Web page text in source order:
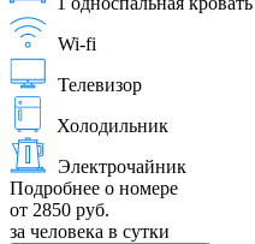
Wi-fi
Телевизор
Холодильник
Электрочайник
Подробнее о номере
от 2850 руб.
за человека в сутки